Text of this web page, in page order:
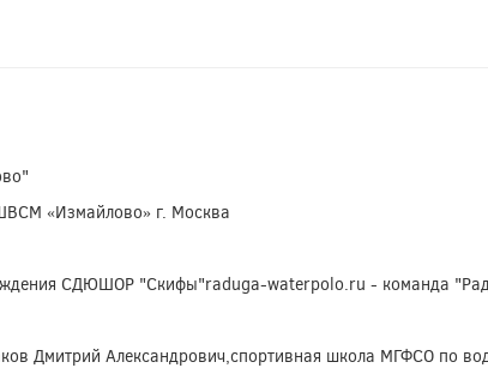
«Измайлово» г. Москва
СДЮШОР "Скифы"raduga-waterpolo.ru - команда
Дмитрий Александрович,спортивная школа МГФСО по